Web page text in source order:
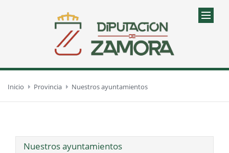
Inicio Provincia Nuestros ayuntamientos
Nuestros ayuntamientos